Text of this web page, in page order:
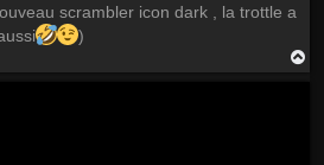
scrambler icon dark , la trottle a
)